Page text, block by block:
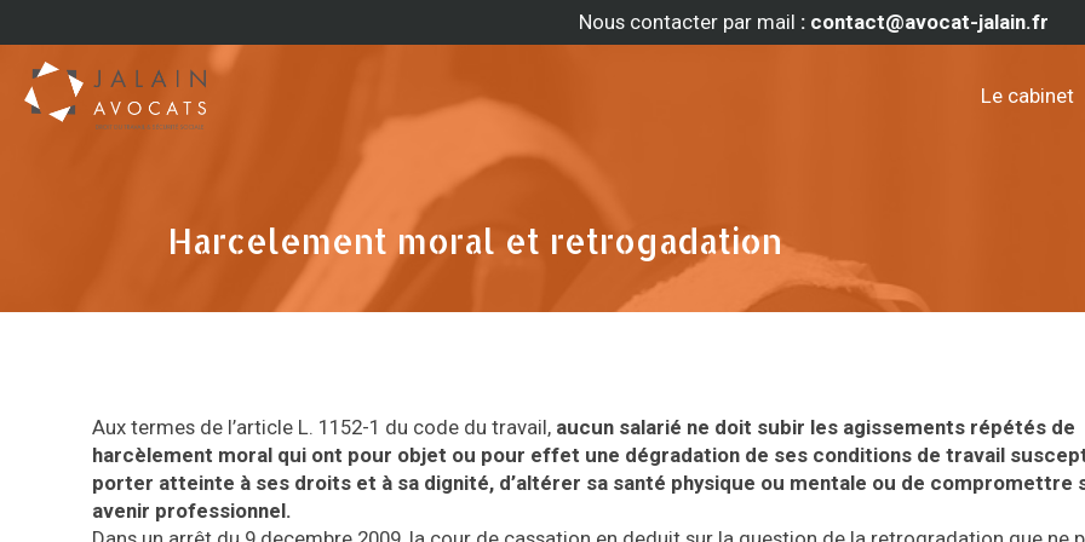
Nous contacter par mail : contact@avocat-jalain.fr
Le cabinet
Harcelement moral et retrogadation
Aux termes de l’article L. 1152-1 du code du travail, aucun salarié ne doit subir les agissements répétés de
harcèlement moral qui ont pour objet ou pour effet une dégradation de ses conditions de travail
porter atteinte à ses droits et à sa dignité, d’altérer sa santé physique ou mentale ou de compromettre
avenir professionnel.